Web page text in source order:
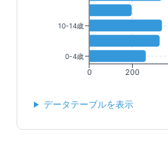
0 200
10-14歳
0-4歳
データテーブルを表示